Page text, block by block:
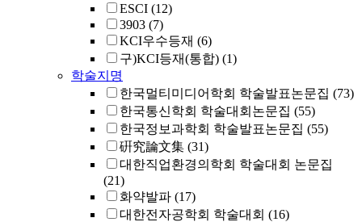
ESCI (12)
3903 (7)
KCI우수등재 (6)
구)KCI등재(통합) (1)
학술지명
한국멀티미디어학회 학술발표논문집 (73)
한국통신학회 학술대회논문집 (55)
한국정보과학회 학술발표논문집 (55)
硏究論文集 (31)
대한직업환경의학회 학술대회 논문집
(21)
화약발파 (17)
대한전자공학회 학술대회 (16)